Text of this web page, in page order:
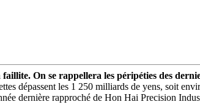
On se rappellera les péripéties des
dépassent les 1 250 milliards de yens, soit
dernière rapproché de Hon Hai Precision